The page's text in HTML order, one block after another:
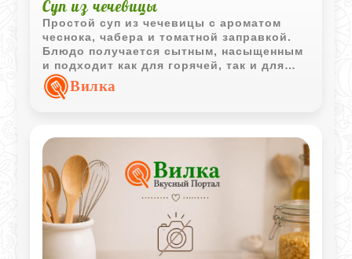
Суп из чечевицы
Простой суп из чечевицы с ароматом
чеснока, чабера и томатной заправкой.
Блюдо получается сытным, насыщенным
и подходит как для горячей, так и для
охлажденной подачи.
Вилка